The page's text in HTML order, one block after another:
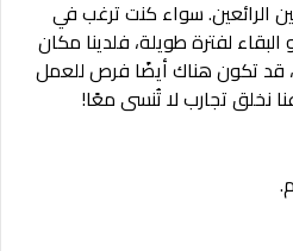
الرائعين. سواء كنت ترغب في
البقاء لفترة طويلة، فلدينا مكان
ومرحبًا، قد تكون هناك أيضًا فرص للعمل
نخلق تجارب لا تُنسى معًا!